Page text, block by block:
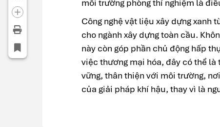
môi trường phòng thí nghiệm là
Công nghệ vật liệu xây dựng xanh
cho ngành xây dựng toàn cầu.
này còn góp phần chủ động hấp
việc thương mại hóa, đây có thể
vững, thân thiện với môi trường,
của giải pháp khí hậu, thay vì là